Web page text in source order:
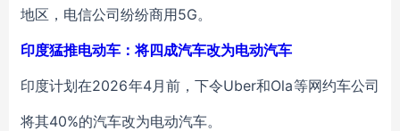
地区，电信公司纷纷商用5G。
印度猛推电动车：将四成汽车改为电动汽车
印度计划在2026年4月前，下令Uber和Ola等网约车公司
将其40%的汽车改为电动汽车。